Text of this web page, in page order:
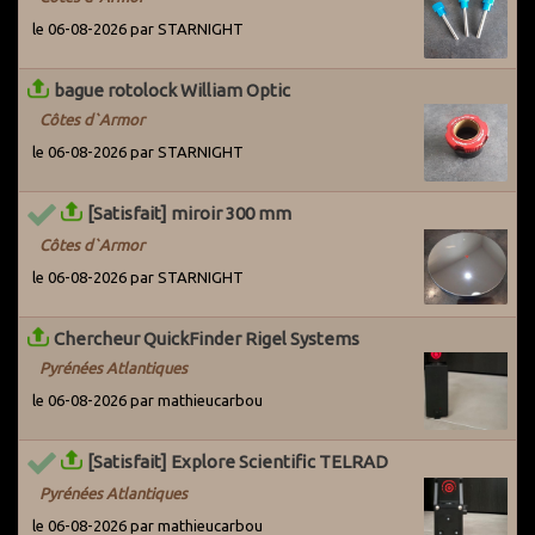
utilisateurs actifs du Grenier pour les avertir du problème. Par
ailleurs, des systèmes ont été mis en place pour détecter les
le 06-08-2026 par STARNIGHT
bague rotolock William Optic
Côtes d`Armor
le 06-08-2026 par STARNIGHT
[Satisfait] miroir 300 mm
Côtes d`Armor
le 06-08-2026 par STARNIGHT
Chercheur QuickFinder Rigel Systems
Pyrénées Atlantiques
le 06-08-2026 par mathieucarbou
[Satisfait] Explore Scientific TELRAD
Pyrénées Atlantiques
le 06-08-2026 par mathieucarbou